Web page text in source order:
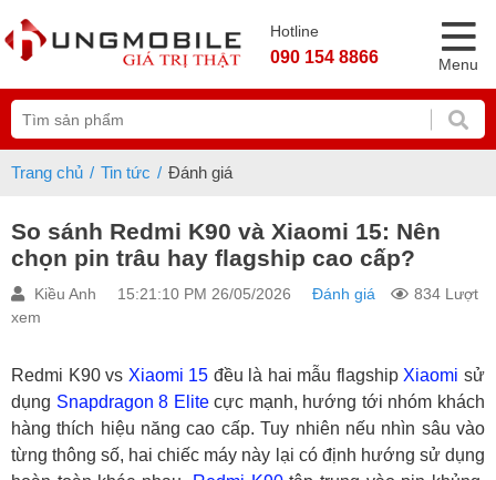
Hotline
090 154 8866 Menu
Trang chủ Tin tức Đánh giá
So sánh Redmi K90 và Xiaomi 15: Nên
chọn pin trâu hay flagship cao cấp?
Kiều Anh 15:21:10 PM 26/05/2026 Đánh giá
834 Lượt
xem
Redmi K90 vs Xiaomi 15 đều là hai mẫu flagship Xiaomi sử
dụng Snapdragon 8 Elitecực mạnh, hướng tới nhóm khách
hàng thích hiệu năng cao cấp. Tuy nhiên nếu nhìn sâu vào
từng thông số, hai chiếc máy này lại có định hướng sử dụng